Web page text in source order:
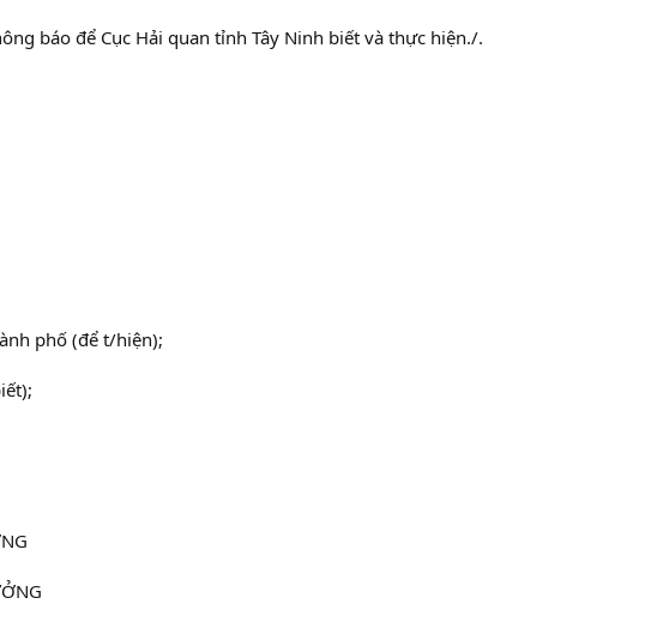
báo để Cục Hải quan tỉnh Tây Ninh biết và thực hiện./.
phố (để t/hiện);